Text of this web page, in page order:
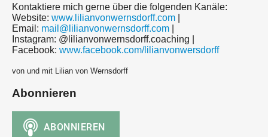
Kontaktiere mich gerne über die folgenden Kanäle:
Website: www.lilianvonwernsdorff.com
Email: mail@lilianvonwernsdorff.com
Instagram: @lilianvonwernsdorff.coaching |
Facebook: www.facebook.com/lilianvonwersdorff
von und mit Lilian von Wernsdorff
Abonnieren